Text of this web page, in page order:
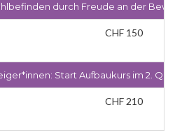
durch Freude an der
CHF 150
Start Aufbaukurs im 2.
CHF 210